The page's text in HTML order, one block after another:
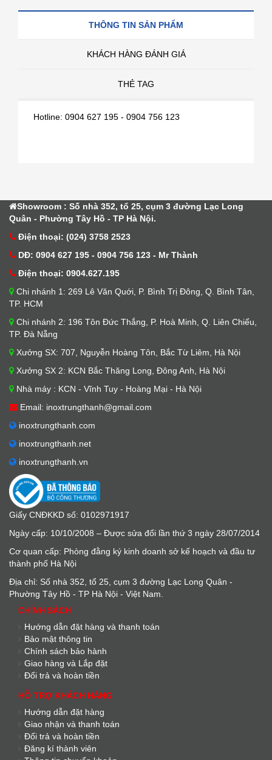
THÔNG TIN SẢN PHẨM
KHÁCH HÀNG ĐÁNH GIÁ
THẺ TAG
Hotline: 0904 627 195 - 0904 756 123
Showroom : Số nhà 352, tổ 25, cụm 3 đường Lạc Long
Quân - Phường Tây Hồ - TP Hà Nội.
Điện thoại: (024) 3758 2523
DĐ: 0904 627 195 - 0904 756 123 - Mr Thành
Điện thoại: 0904.627.195
Chi nhánh 1: 269 Lê Văn Quới, P. Bình Trị Đông, Q. Bình Tân,
TP. HCM
Chi nhánh 2: 196 Tôn Đức Thắng, P. Hoà Minh, Q. Liên Chiểu,
TP. Đà Nẵng
Xưởng SX: 707, Nguyễn Hoàng Tôn, Bắc Từ Liêm, Hà Nội
Xưởng SX 2: KCN Bắc Thăng Long, Đông Anh, Hà Nội
Nhà máy : KCN - Vĩnh Tuy - Hoàng Mại - Hà Nội
Email: inoxtrungthanh@gmail.com
inoxtrungthanh.com
inoxtrungthanh.net
inoxtrungthanh.vn
Giấy CNĐKKD số: 0102971917
Ngày cấp: 10/10/2008 – Được sửa đổi lần thứ 3 ngày 28/07/2014
Cơ quan cấp: Phòng đằng ký kinh doanh sở kế hoạch và đầu tư
thành phố Hà Nội
Địa chỉ: Số nhà 352, tổ 25, cụm 3 đường Lạc Long Quân -
Phường Tây Hồ - TP Hà Nội - Việt Nam.
CHÍNH SÁCH
Hướng dẫn đặt hàng và thanh toán
Bảo mật thông tin
Chính sách bảo hành
Giao hàng và Lắp đặt
Đổi trả và hoàn tiền
HỖ TRỢ KHÁCH HÀNG
Hướng dẫn đặt hàng
Giao nhận và thanh toán
Đổi trả và hoàn tiền
Đăng kí thành viên